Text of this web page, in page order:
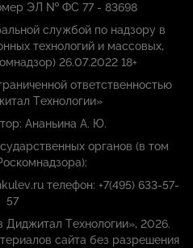
ЭЛ № ФС 77 - 83698
службой по надзору в
технологий и массовых,
26.07.2022 18+
ответственностью
Технологии»
Ананьина А. Ю.
органов (в том
телефон: +7(495) 633-57-
57
Технологии», 2026.
сайта без разрешения